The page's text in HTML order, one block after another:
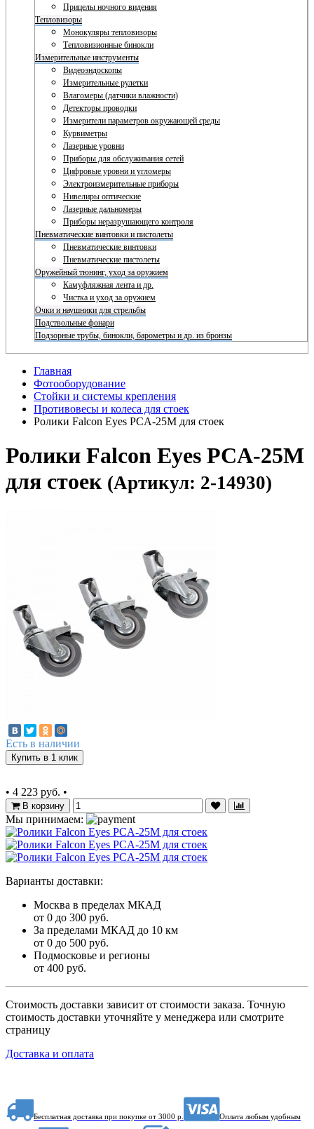
Прицелы ночного видения
Тепловизоры
Монокуляры тепловизоры
Тепловизионные бинокли
Измерительные инструменты
Видеоэндоскопы
Измерительные рулетки
Влагомеры (датчики влажности)
Детекторы проводки
Измерители параметров окружающей среды
Курвиметры
Лазерные уровни
Приборы для обслуживания сетей
Цифровые уровни и угломеры
Электроизмерительные приборы
Нивелиры оптические
Лазерные дальномеры
Приборы неразрушающего контроля
Пневматические винтовки и пистолеты
Пневматические винтовки
Пневматические пистолеты
Оружейный тюнинг, уход за оружием
Камуфляжная лента и др.
Чистка и уход за оружием
Очки и наушники для стрельбы
Подствольные фонари
Подзорные трубы, бинокли, барометры и др. из бронзы
Главная
Фотооборудование
Стойки и системы крепления
Противовесы и колеса для стоек
Ролики Falcon Eyes PCA-25M для стоек
Ролики Falcon Eyes PCA-25M
для стоек (Артикул: 2-14930)
Есть в наличии
Купить в 1 клик
• 4 223 руб. •
В корзину
Мы принимаем:
Варианты доставки:
Москва в пределах МКАД
от 0 до 300 руб.
За пределами МКАД до 10 км
от 0 до 500 руб.
Подмосковье и регионы
от 400 руб.
Стоимость доставки зависит от стоимости заказа. Точную
стоимость доставки уточняйте у менеджера или смотрите
страницу
Доставка и оплата
Бесплатная доставка при покупке от 3000 р. Оплата любым удобным